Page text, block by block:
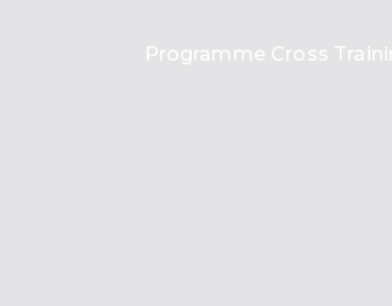
Programme Cross